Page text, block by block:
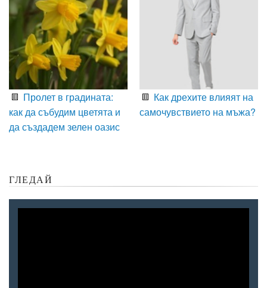
Пролет в градината:
как да събудим цветята и
да създадем зелен оазис
Как дрехите влияят на
самочувствието на мъжа?
ГЛЕДАЙ